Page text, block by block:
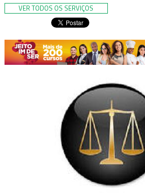
Fale Conosco
Associe-se Agora
VER TODOS OS SERVIÇOS